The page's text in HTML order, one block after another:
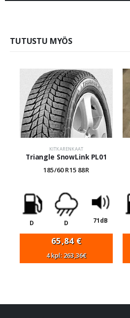
TUTUSTU MYÖS
KITKARENKAAT
Triangle SnowLink PL01
185/60 R15 88R
D D 71dB
65,84 €
4 kpl: 263,36€